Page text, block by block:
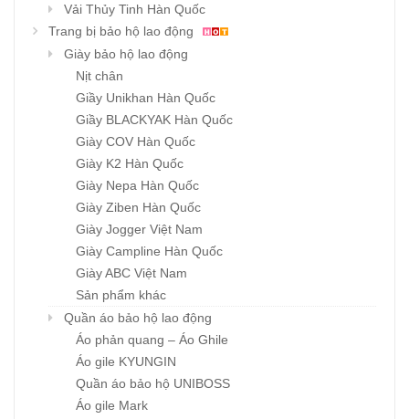
Vải Thủy Tinh Hàn Quốc
Trang bị bảo hộ lao động
Giày bảo hộ lao động
Nịt chân
Giầy Unikhan Hàn Quốc
Giầy BLACKYAK Hàn Quốc
Giày COV Hàn Quốc
Giày K2 Hàn Quốc
Giày Nepa Hàn Quốc
Giày Ziben Hàn Quốc
Giày Jogger Việt Nam
Giày Campline Hàn Quốc
Giày ABC Việt Nam
Sản phẩm khác
Quần áo bảo hộ lao động
Áo phản quang – Áo Ghile
Áo gile KYUNGIN
Quần áo bảo hộ UNIBOSS
Áo gile Mark